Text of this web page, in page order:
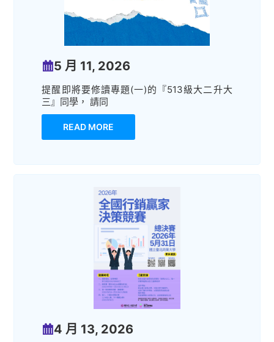
5 月 11, 2026
提醒即將要修讀專題(一)的『513級大二升大
三』同學， 請同
READ MORE
4 月 13, 2026